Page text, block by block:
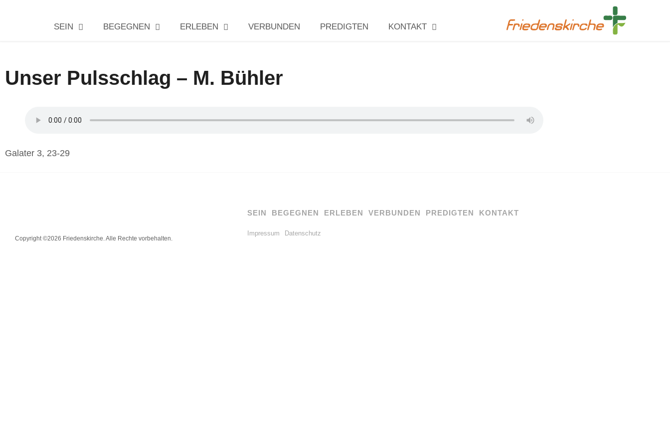
SEIN BEGEGNEN ERLEBEN VERBUNDEN PREDIGTEN KONTAKT
Unser Pulsschlag – M. Bühler
Galater 3, 23-29
Copyright ©2026 Friedenskirche. Alle Rechte vorbehalten.
SEIN BEGEGNEN ERLEBEN VERBUNDEN PREDIGTEN KONTAKT
Impressum Datenschutz